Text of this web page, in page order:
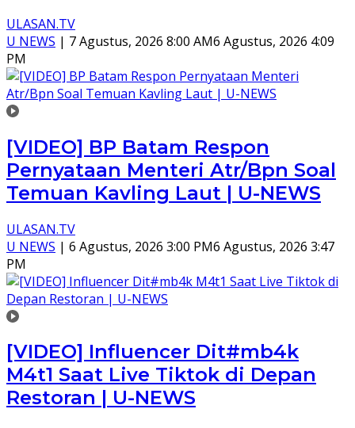
ULASAN.TV
U NEWS | 7 Agustus, 2026 8:00 AM6 Agustus, 2026 4:09
PM
[VIDEO] BP Batam Respon
Pernyataan Menteri Atr/Bpn Soal
Temuan Kavling Laut | U-NEWS
ULASAN.TV
U NEWS | 6 Agustus, 2026 3:00 PM6 Agustus, 2026 3:47
PM
[VIDEO] Influencer Dit#mb4k
M4t1 Saat Live Tiktok di Depan
Restoran | U-NEWS